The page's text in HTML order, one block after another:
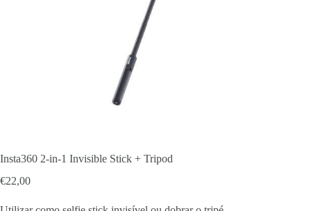
Insta360 2-in-1 Invisible Stick + Tripod
€22,00